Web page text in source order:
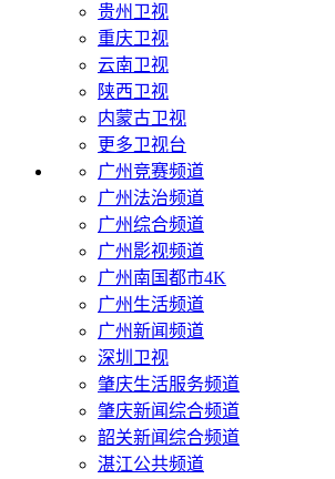
贵州卫视
重庆卫视
云南卫视
陕西卫视
内蒙古卫视
更多卫视台
广州竞赛频道
广州法治频道
广州综合频道
广州影视频道
广州南国都市4K
广州生活频道
广州新闻频道
深圳卫视
肇庆生活服务频道
肇庆新闻综合频道
韶关新闻综合频道
湛江公共频道